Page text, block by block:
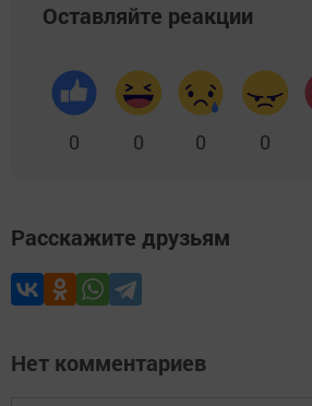
Оставляйте реакции
0 0 0 0
Расскажите друзьям
Нет комментариев